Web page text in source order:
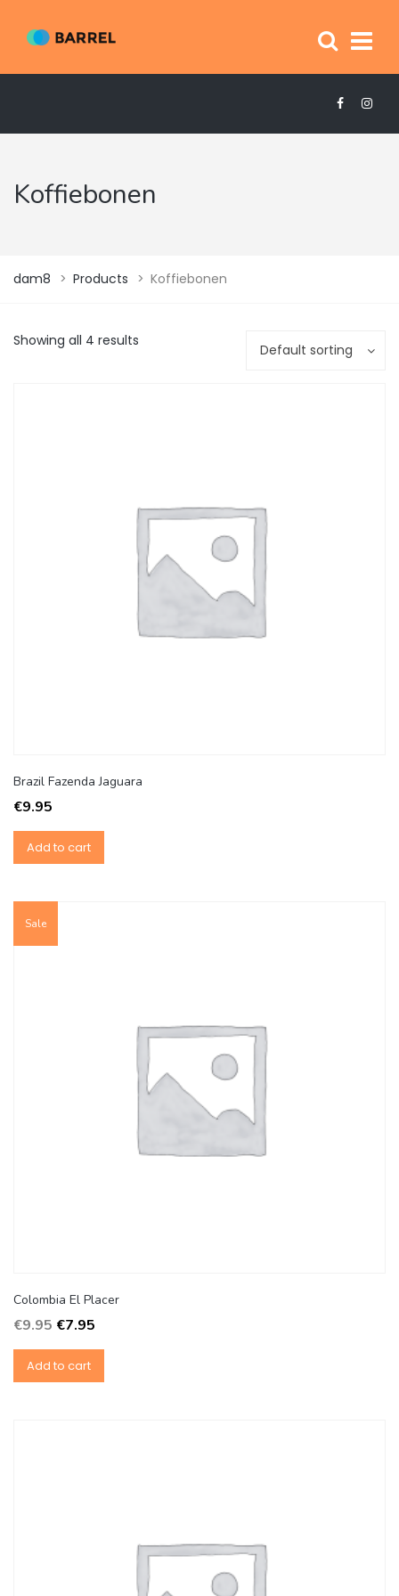
Koffiebonen
dam8 > Products > Koffiebonen
Showing all 4 results
Default sorting
Brazil Fazenda Jaguara
€9.95
Add to cart
Sale
Colombia El Placer
€9.95 €7.95
Add to cart